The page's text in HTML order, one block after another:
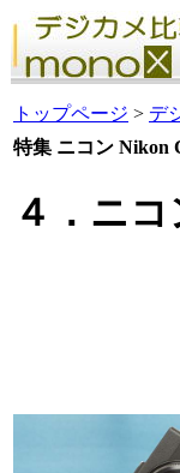
トップページ > デ
特集 ニコン Nikon
４．ニ